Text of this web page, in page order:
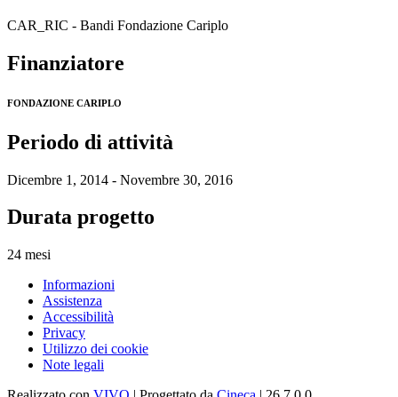
CAR_RIC - Bandi Fondazione Cariplo
Finanziatore
FONDAZIONE CARIPLO
Periodo di attività
Dicembre 1, 2014 - Novembre 30, 2016
Durata progetto
24 mesi
Informazioni
Assistenza
Accessibilità
Privacy
Utilizzo dei cookie
Note legali